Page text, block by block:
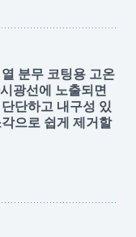
분무 코팅용 고온
광선에 노출되면
단하고 내구성 있
으로 쉽게 제거할